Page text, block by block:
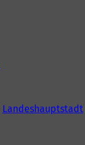
Landeshauptstadt